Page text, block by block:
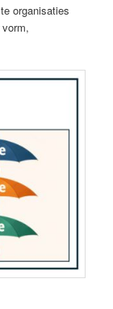
organisaties